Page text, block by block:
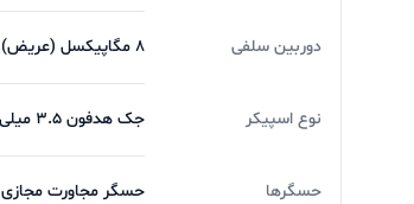
دوربین سلفی 8 مگاپیکسل (عریض)
نوع اسپیکر جک هدفون ۳.۵ میلی‌متری
حسگرها حسگر مجاورت